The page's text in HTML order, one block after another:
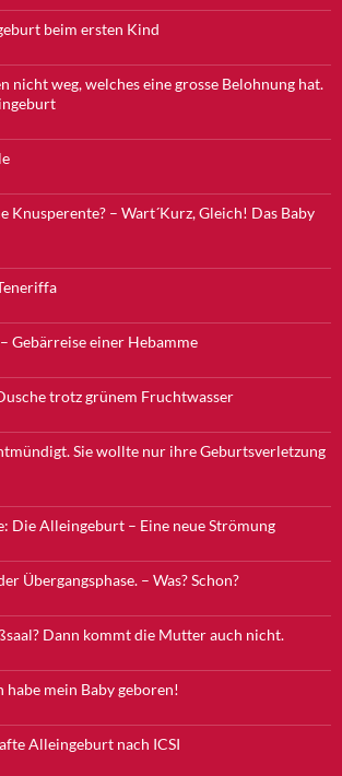
beim ersten Kind
nicht weg, welches eine grosse Belohnung hat.
Knusperente? – Wart´Kurz, Gleich! Das Baby
Gebärreise einer Hebamme
trotz grünem Fruchtwasser
Sie wollte nur ihre Geburtsverletzung
Die Alleingeburt – Eine neue Strömung
Übergangsphase. – Was? Schon?
Dann kommt die Mutter auch nicht.
habe mein Baby geboren!
Alleingeburt nach ICSI